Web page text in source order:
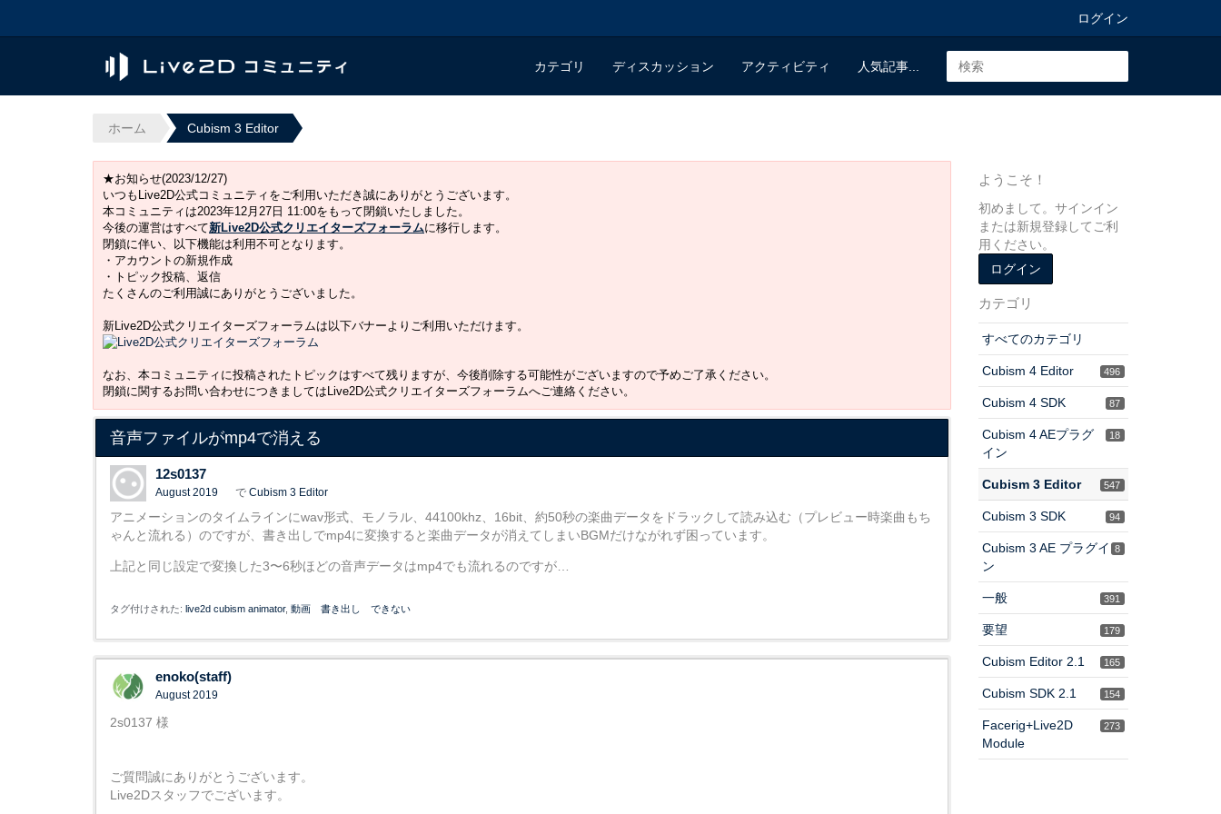
ログイン
カテゴリ ディスカッション アクティビティ 人気記事...
ホーム Cubism 3 Editor
★お知らせ(2023/12/27)
いつもLive2D公式コミュニティをご利用いただき誠にありがとうございます。
本コミュニティは2023年12月27日 11:00をもって閉鎖いたしました。
今後の運営はすべて新Live2D公式クリエイターズフォーラムに移行します。
閉鎖に伴い、以下機能は利用不可となります。
・アカウントの新規作成
・トピック投稿、返信
たくさんのご利用誠にありがとうございました。
新Live2D公式クリエイターズフォーラムは以下バナーよりご利用いただけます。
なお、本コミュニティに投稿されたトピックはすべて残りますが、今後削除する可能性がございますので予めご了承ください。
閉鎖に関するお問い合わせにつきましてはLive2D公式クリエイターズフォーラムへご連絡ください。
音声ファイルがmp4で消える
12s0137
August 2019 で Cubism 3 Editor
アニメーションのタイムラインにwav形式、モノラル、44100khz、16bit、約50秒の楽曲データをドラックして読み込む（プレビュー時楽曲もち
ゃんと流れる）のですが、書き出しでmp4に変換すると楽曲データが消えてしまいBGMだけながれず困っています。
上記と同じ設定で変換した3〜6秒ほどの音声データはmp4でも流れるのですが…
タグ付けされた: live2d cubism animator 動画 書き出し できない
enoko(staff)
August 2019
2s0137 様
ご質問誠にありがとうございます。
Live2Dスタッフでございます。
ようこそ！
初めまして。サインイン
または新規登録してご利
用ください。
ログイン
カテゴリ
すべてのカテゴリ
496
Cubism 4 Editor
87
Cubism 4 SDK
18
Cubism 4 AEプラグ
イン
547
Cubism 3 Editor
94
Cubism 3 SDK
8
Cubism 3 AE プラグイ
ン
391
一般
179
要望
165
Cubism Editor 2.1
154
Cubism SDK 2.1
273
Facerig+Live2D
Module